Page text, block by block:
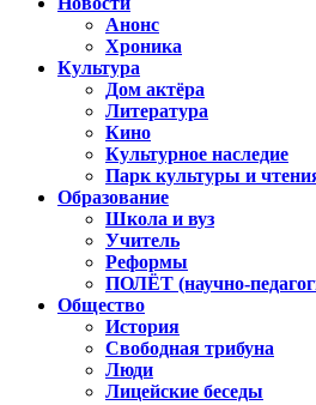
Анонс
Хроника
Культура
Дом актёра
Литература
Кино
Культурное наследие
Парк культуры и
Образование
Школа и вуз
Учитель
Реформы
ПОЛЁТ (научно-
Общество
История
Свободная трибуна
Люди
Лицейские беседы